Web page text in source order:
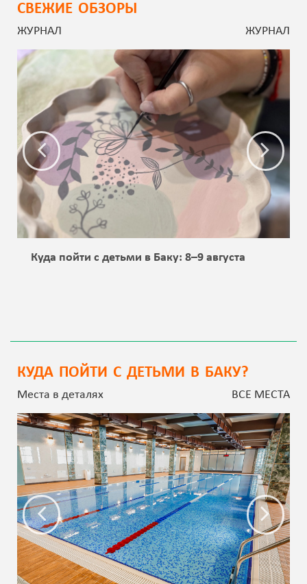
СВЕЖИЕ ОБЗОРЫ
ЖУРНАЛ ЖУРНАЛ
Куда пойти с детьми в Баку: 8–9 августа
КУДА ПОЙТИ С ДЕТЬМИ В БАКУ?
Места в деталях ВСЕ МЕСТА